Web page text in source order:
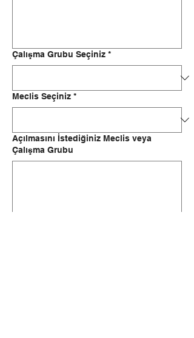
Çalışma Grubu Seçiniz *
Meclis Seçiniz *
Açılmasını İstediğiniz Meclis veya
Çalışma Grubu